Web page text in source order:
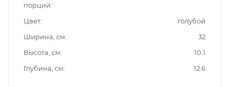
порций
Цвет
голубой
Ширина, см
32
Высота, см
10.1
Глубина, см
12.6